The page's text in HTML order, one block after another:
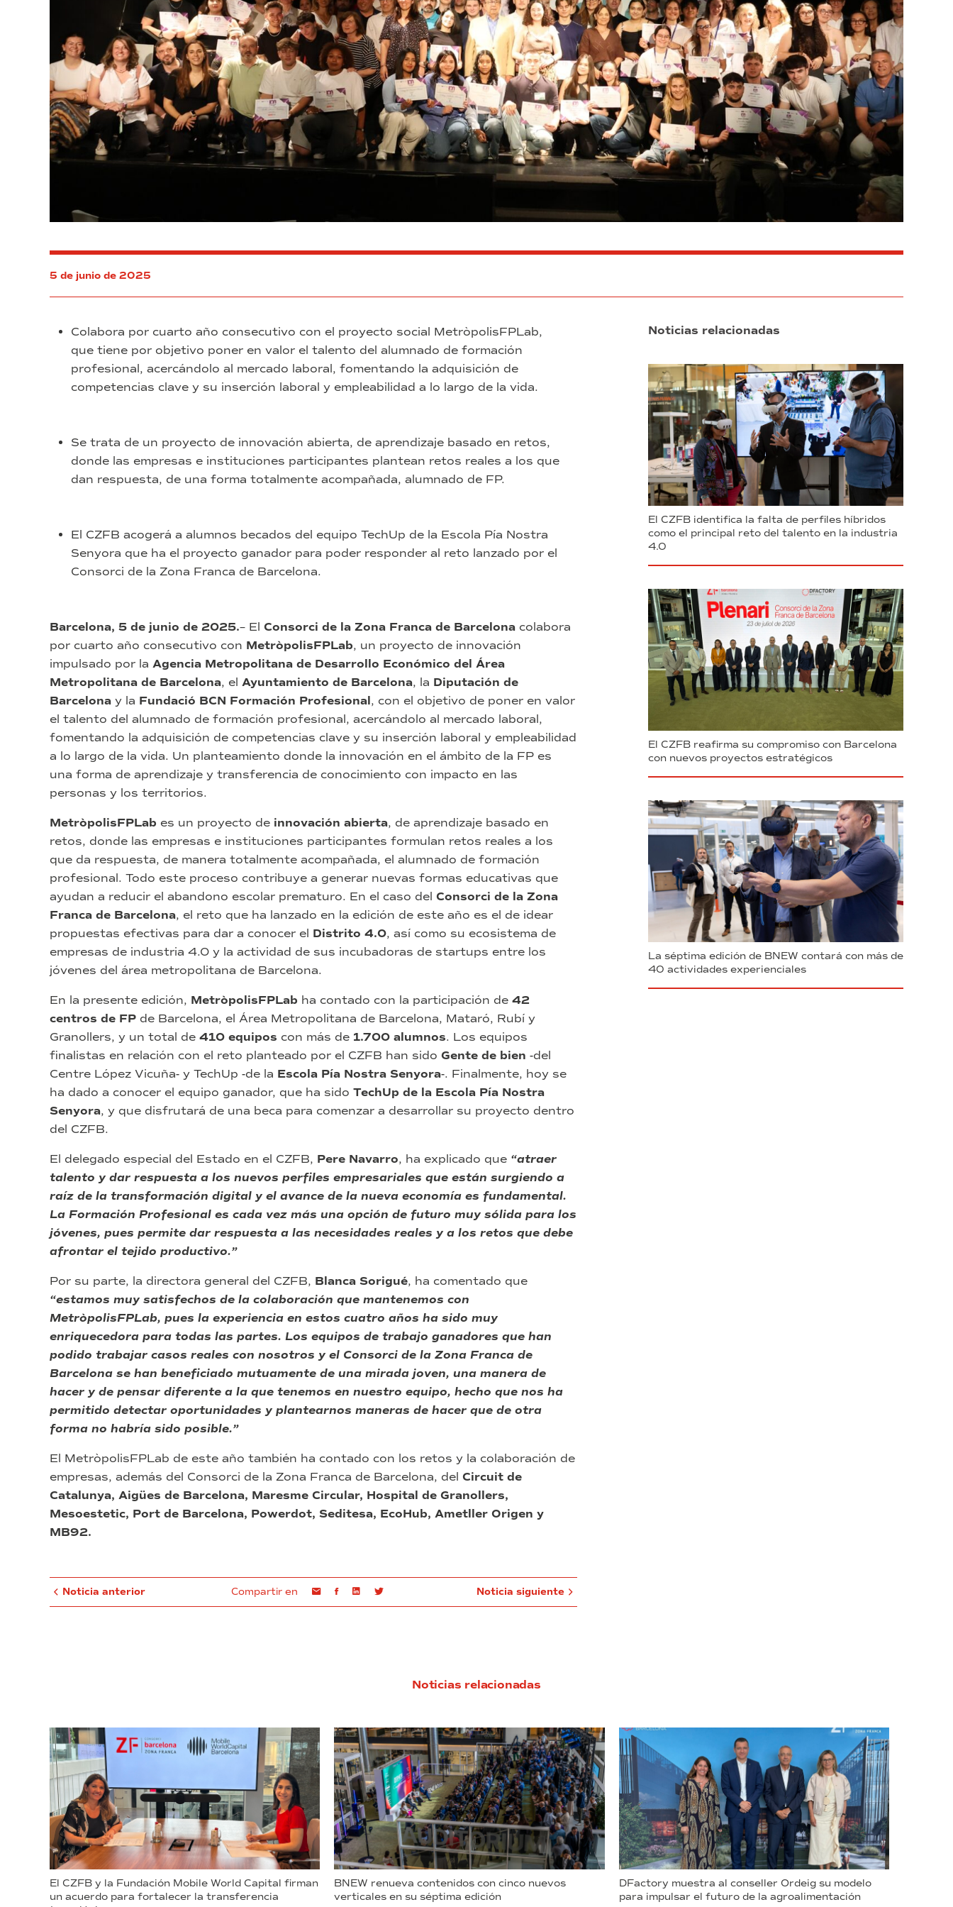
5 de junio de 2025
Colabora por cuarto año consecutivo con el proyecto social MetròpolisFPLab,
que tiene por objetivo poner en valor el talento del alumnado de formación
profesional, acercándolo al mercado laboral, fomentando la adquisición de
competencias clave y su inserción laboral y empleabilidad a lo largo de la vida.
Se trata de un proyecto de innovación abierta, de aprendizaje basado en retos,
donde las empresas e instituciones participantes plantean retos reales a los que
dan respuesta, de una forma totalmente acompañada, alumnado de FP.
El CZFB acogerá a alumnos becados del equipo TechUp de la Escola Pía Nostra
Senyora que ha el proyecto ganador para poder responder al reto lanzado por el
Consorci de la Zona Franca de Barcelona.
Barcelona, 5 de junio de 2025.– El Consorci de la Zona Franca de Barcelona colabora
por cuarto año consecutivo con MetròpolisFPLab, un proyecto de innovación
impulsado por la Agencia Metropolitana de Desarrollo Económico del Área
Metropolitana de Barcelona, el Ayuntamiento de Barcelona, la Diputación de
Barcelona y la Fundació BCN Formación Profesional, con el objetivo de poner en valor
el talento del alumnado de formación profesional, acercándolo al mercado laboral,
fomentando la adquisición de competencias clave y su inserción laboral y empleabilidad
a lo largo de la vida. Un planteamiento donde la innovación en el ámbito de la FP es
una forma de aprendizaje y transferencia de conocimiento con impacto en las
personas y los territorios.
MetròpolisFPLab es un proyecto de innovación abierta, de aprendizaje basado en
retos, donde las empresas e instituciones participantes formulan retos reales a los
que da respuesta, de manera totalmente acompañada, el alumnado de formación
profesional. Todo este proceso contribuye a generar nuevas formas educativas que
ayudan a reducir el abandono escolar prematuro. En el caso del Consorci de la Zona
Franca de Barcelona, el reto que ha lanzado en la edición de este año es el de idear
propuestas efectivas para dar a conocer el Distrito 4.0, así como su ecosistema de
empresas de industria 4.0 y la actividad de sus incubadoras de startups entre los
jóvenes del área metropolitana de Barcelona.
En la presente edición, MetròpolisFPLab ha contado con la participación de 42
centros de FP de Barcelona, el Área Metropolitana de Barcelona, Mataró, Rubí y
Granollers, y un total de 410 equipos con más de 1.700 alumnos. Los equipos
finalistas en relación con el reto planteado por el CZFB han sido Gente de bien -del
Centre López Vicuña- y TechUp -de la Escola Pía Nostra Senyora-. Finalmente, hoy se
ha dado a conocer el equipo ganador, que ha sido TechUp de la Escola Pía Nostra
Senyora, y que disfrutará de una beca para comenzar a desarrollar su proyecto dentro
del CZFB.
El delegado especial del Estado en el CZFB, Pere Navarro, ha explicado que “atraer
talento y dar respuesta a los nuevos perfiles empresariales que están surgiendo a
raíz de la transformación digital y el avance de la nueva economía es fundamental.
La Formación Profesional es cada vez más una opción de futuro muy sólida para los
jóvenes, pues permite dar respuesta a las necesidades reales y a los retos que debe
afrontar el tejido productivo.”
Por su parte, la directora general del CZFB, Blanca Sorigué, ha comentado que
“estamos muy satisfechos de la colaboración que mantenemos con
MetròpolisFPLab, pues la experiencia en estos cuatro años ha sido muy
enriquecedora para todas las partes. Los equipos de trabajo ganadores que han
podido trabajar casos reales con nosotros y el Consorci de la Zona Franca de
Barcelona se han beneficiado mutuamente de una mirada joven, una manera de
hacer y de pensar diferente a la que tenemos en nuestro equipo, hecho que nos ha
permitido detectar oportunidades y plantearnos maneras de hacer que de otra
forma no habría sido posible.”
El MetròpolisFPLab de este año también ha contado con los retos y la colaboración de
empresas, además del Consorci de la Zona Franca de Barcelona, del Circuit de
Catalunya, Aigües de Barcelona, Maresme Circular, Hospital de Granollers,
Mesoestetic, Port de Barcelona, Powerdot, Seditesa, EcoHub, Ametller Origen y
MB92.
Noticia anterior Compartir en EmailFacebookLinkedin Noticia siguiente
Noticias relacionadas
El CZFB identifica la falta de perfiles híbridos
como el principal reto del talento en la industria
4.0
El CZFB reafirma su compromiso con Barcelona
con nuevos proyectos estratégicos
La séptima edición de BNEW contará con más de
40 actividades experienciales
Noticias relacionadas
El CZFB y la Fundación Mobile World Capital firman
un acuerdo para fortalecer la transferencia
BNEW renueva contenidos con cinco nuevos
verticales en su séptima edición
DFactory muestra al conseller Ordeig su modelo
para impulsar el futuro de la agroalimentación